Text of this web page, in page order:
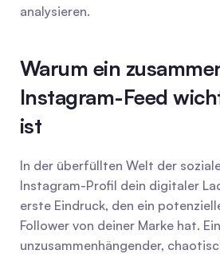
analysieren.
Warum ein
Instagram-Feed
ist
In der überfüllten Welt der
Instagram-Profil dein digitaler
erste Eindruck, den ein
Follower von deiner Marke hat. Ein
unzusammenhängender,